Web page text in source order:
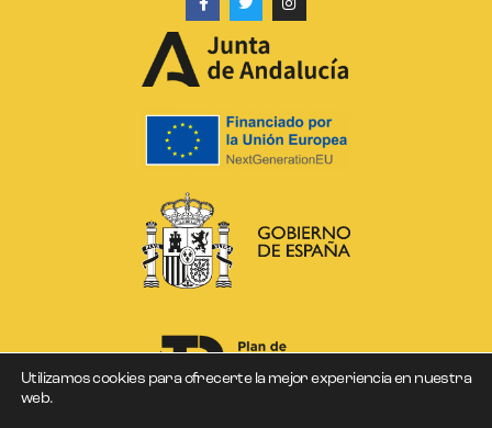
Utilizamos cookies para ofrecerte la mejor experiencia en nuestra
web.